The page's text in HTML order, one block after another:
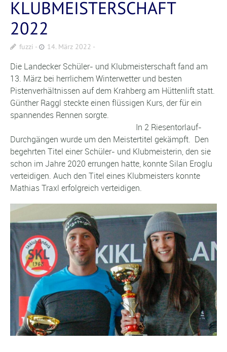
KLUBMEISTERSCHAFT
2022
fuzzi 14. März 2022
Die Landecker Schüler- und Klubmeisterschaft fand am
13. März bei herrlichem Winterwetter und besten
Pistenverhältnissen auf dem Krahberg am Hüttenlift statt.
Günther Raggl steckte einen flüssigen Kurs, der für ein
spannendes Rennen sorgte.
In 2 Riesentorlauf-
Durchgängen wurde um den Meistertitel gekämpft. Den
begehrten Titel einer Schüler- und Klubmeisterin, den sie
schon im Jahre 2020 errungen hatte, konnte Silan Eroglu
verteidigen. Auch den Titel eines Klubmeisters konnte
Mathias Traxl erfolgreich verteidigen.